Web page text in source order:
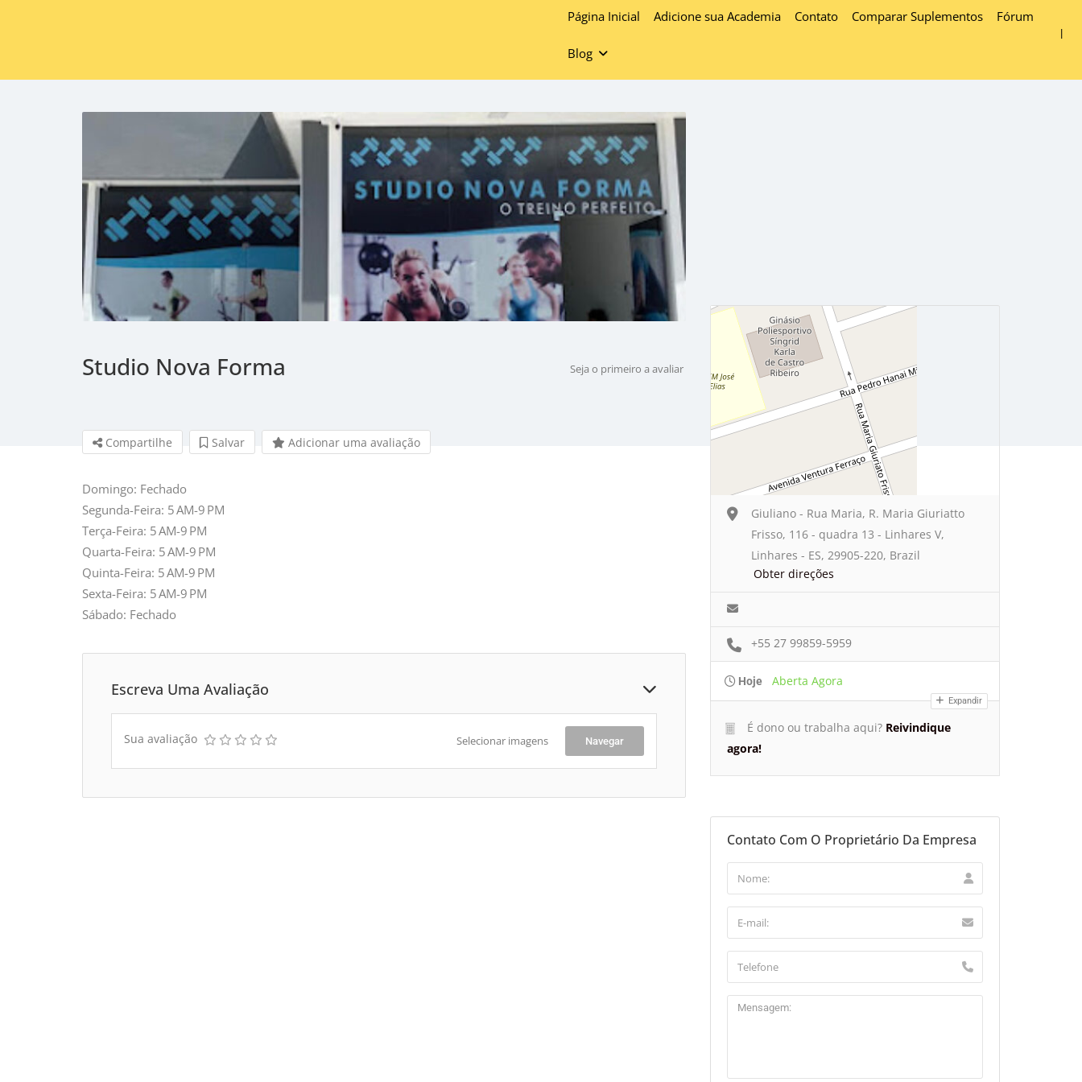
Página Inicial Adicione sua Academia Contato Comparar Suplementos Fórum
Blog
Studio Nova Forma Seja o primeiro a avaliar
Compartilhe Salvar Adicionar uma avaliação
Domingo: Fechado
Segunda-Feira: 5 AM-9 PM
Terça-Feira: 5 AM-9 PM
Quarta-Feira: 5 AM-9 PM
Quinta-Feira: 5 AM-9 PM
Sexta-Feira: 5 AM-9 PM
Sábado: Fechado
Escreva Uma Avaliação
Sua avaliação Selecionar imagens Navegar
Giuliano - Rua Maria, R. Maria Giuriatto
Frisso, 116 - quadra 13 - Linhares V,
Linhares - ES, 29905-220, Brazil
Obter direções
+55 27 99859-5959
Hoje Aberta Agora
Expandir
É dono ou trabalha aqui? Reivindique
agora!
Contato Com O Proprietário Da Empresa